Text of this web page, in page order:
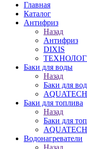
Главная
Каталог
Антифриз
Назад
Антифриз
DIXIS
Баки для воды
Назад
Баки для
AQUATECH
Баки для топлива
Назад
Баки для
AQUATECH
Водонагреватели
Назад